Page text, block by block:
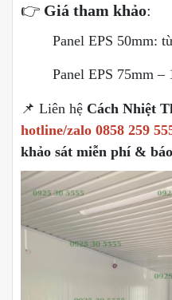
👉 Giá tham khảo:
Panel EPS 50mm:
Panel EPS 75mm –
📌 Liên hệ Cách Nhiệt
hotline/zalo 0858 259
khảo sát miễn phí &